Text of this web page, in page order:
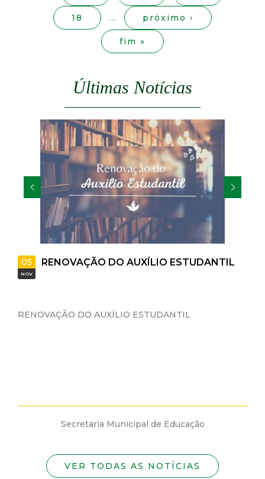
M
G
18 … próximo ›
fim »
Últimas Notícias
RENOVAÇÃO DO AUXÍLIO ESTUDANTIL
DO AUXÍLIO ESTUDANTIL
Secretaria Municipal de Educação
07
VER TODAS AS NOTÍCIAS